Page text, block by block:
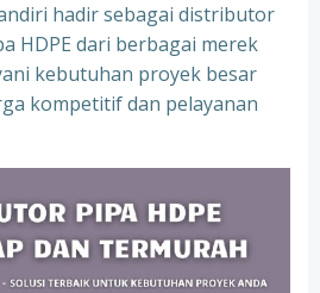
hadir sebagai distributor
HDPE dari berbagai merek
kebutuhan proyek besar
kompetitif dan pelayanan